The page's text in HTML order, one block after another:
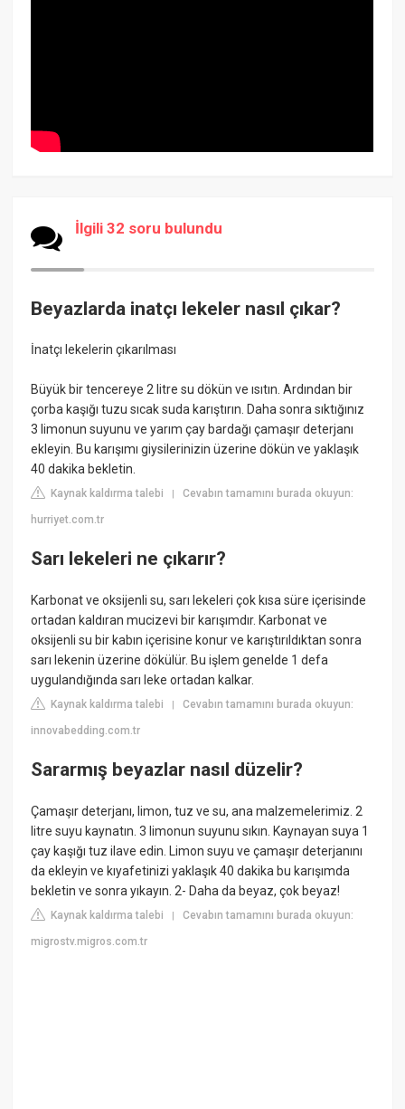
İlgili 32 soru bulundu
Beyazlarda inatçı lekeler nasıl çıkar?
İnatçı lekelerin çıkarılması
Büyük bir tencereye 2 litre su dökün ve ısıtın. Ardından bir
çorba kaşığı tuzu sıcak suda karıştırın. Daha sonra sıktığınız
3 limonun suyunu ve yarım çay bardağı çamaşır deterjanı
ekleyin. Bu karışımı giysilerinizin üzerine dökün ve yaklaşık
40 dakika bekletin.
Kaynak kaldırma talebi |Cevabın tamamını burada okuyun:
hurriyet.com.tr
Sarı lekeleri ne çıkarır?
Karbonat ve oksijenli su, sarı lekeleri çok kısa süre içerisinde
ortadan kaldıran mucizevi bir karışımdır. Karbonat ve
oksijenli su bir kabın içerisine konur ve karıştırıldıktan sonra
sarı lekenin üzerine dökülür. Bu işlem genelde 1 defa
uygulandığında sarı leke ortadan kalkar.
Kaynak kaldırma talebi |Cevabın tamamını burada okuyun:
innovabedding.com.tr
Sararmış beyazlar nasıl düzelir?
Çamaşır deterjanı, limon, tuz ve su, ana malzemelerimiz. 2
litre suyu kaynatın. 3 limonun suyunu sıkın. Kaynayan suya 1
çay kaşığı tuz ilave edin. Limon suyu ve çamaşır deterjanını
da ekleyin ve kıyafetinizi yaklaşık 40 dakika bu karışımda
bekletin ve sonra yıkayın. 2- Daha da beyaz, çok beyaz!
Kaynak kaldırma talebi |Cevabın tamamını burada okuyun:
migrostv.migros.com.tr